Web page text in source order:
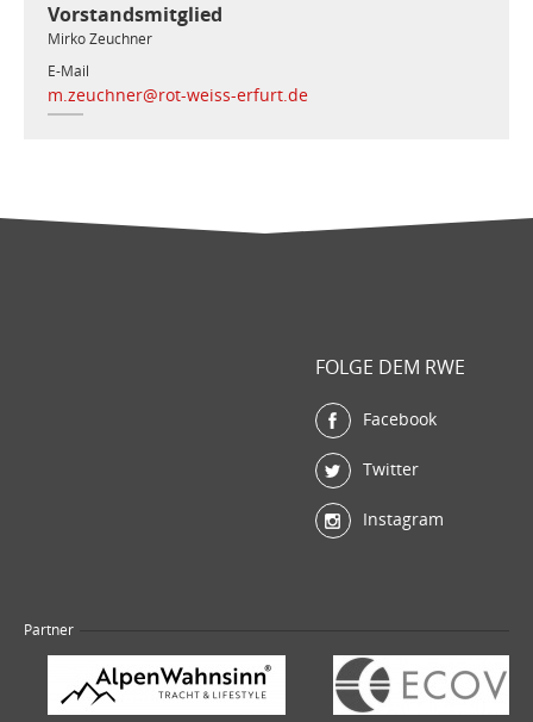
Vorstandsmitglied
Mirko Zeuchner
E-Mail
m.zeuchner@rot-weiss-erfurt.de
FOLGE DEM RWE
Facebook
Twitter
Instagram
Partner